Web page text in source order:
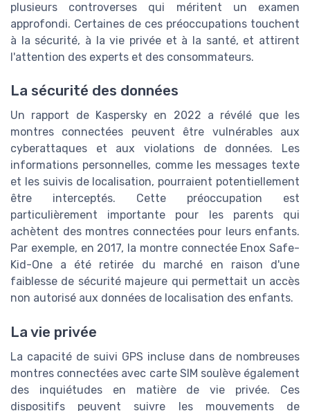
plusieurs controverses qui méritent un examen
approfondi. Certaines de ces préoccupations touchent
à la sécurité, à la vie privée et à la santé, et attirent
l'attention des experts et des consommateurs.
La sécurité des données
Un rapport de Kaspersky en 2022 a révélé que les
montres connectées peuvent être vulnérables aux
cyberattaques et aux violations de données. Les
informations personnelles, comme les messages texte
et les suivis de localisation, pourraient potentiellement
être interceptés. Cette préoccupation est
particulièrement importante pour les parents qui
achètent des montres connectées pour leurs enfants.
Par exemple, en 2017, la montre connectée Enox Safe-
Kid-One a été retirée du marché en raison d'une
faiblesse de sécurité majeure qui permettait un accès
non autorisé aux données de localisation des enfants.
La vie privée
La capacité de suivi GPS incluse dans de nombreuses
montres connectées avec carte SIM soulève également
des inquiétudes en matière de vie privée. Ces
dispositifs peuvent suivre les mouvements de